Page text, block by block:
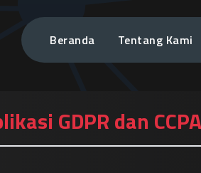
Beranda Tentang Kami
GDPR dan